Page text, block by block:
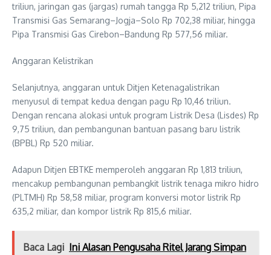
triliun, jaringan gas (jargas) rumah tangga Rp 5,212 triliun, Pipa
Transmisi Gas Semarang–Jogja–Solo Rp 702,38 miliar, hingga
Pipa Transmisi Gas Cirebon–Bandung Rp 577,56 miliar.
Anggaran Kelistrikan
Selanjutnya, anggaran untuk Ditjen Ketenagalistrikan
menyusul di tempat kedua dengan pagu Rp 10,46 triliun.
Dengan rencana alokasi untuk program Listrik Desa (Lisdes) Rp
9,75 triliun, dan pembangunan bantuan pasang baru listrik
(BPBL) Rp 520 miliar.
Adapun Ditjen EBTKE memperoleh anggaran Rp 1,813 triliun,
mencakup pembangunan pembangkit listrik tenaga mikro hidro
(PLTMH) Rp 58,58 miliar, program konversi motor listrik Rp
635,2 miliar, dan kompor listrik Rp 815,6 miliar.
Baca Lagi Ini Alasan Pengusaha Ritel Jarang Simpan